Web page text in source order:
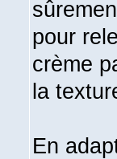
pour
crème
la
En